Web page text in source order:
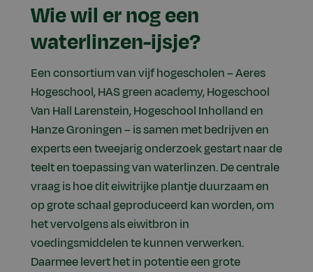
Wie wil er nog een
waterlinzen-ijsje?
Een consortium van vijf hogescholen – Aeres
Hogeschool, HAS green academy, Hogeschool
Van Hall Larenstein, Hogeschool Inholland en
Hanze Groningen – is samen met bedrijven en
experts een tweejarig onderzoek gestart naar de
teelt en toepassing van waterlinzen. De centrale
vraag is hoe dit eiwitrijke plantje duurzaam en
op grote schaal geproduceerd kan worden, om
het vervolgens als eiwitbron in
voedingsmiddelen te kunnen verwerken.
Daarmee levert het in potentie een grote